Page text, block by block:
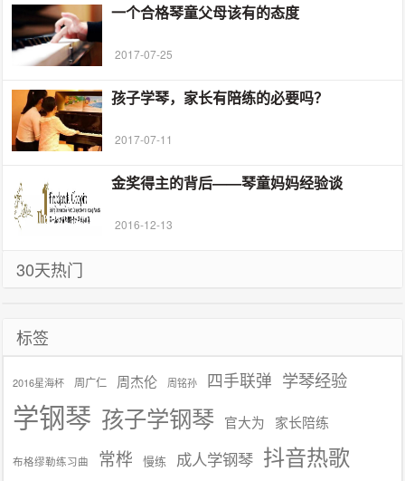
一个合格琴童父母该有的态度
2017-07-25
孩子学琴，家长有陪练的必要吗？
2017-07-11
金奖得主的背后——琴童妈妈经验谈
2016-12-13
30天热门
标签
2016星海杯 周广仁 周杰伦 周铭孙 四手联弹 学琴经验
学钢琴 孩子学钢琴 官大为 家长陪练
布格缪勒练习曲 常桦 慢练 成人学钢琴 抖音热歌